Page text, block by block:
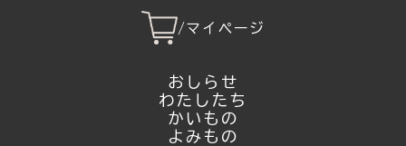
/マイページ
おしらせ
わたしたち
かいもの
よみもの